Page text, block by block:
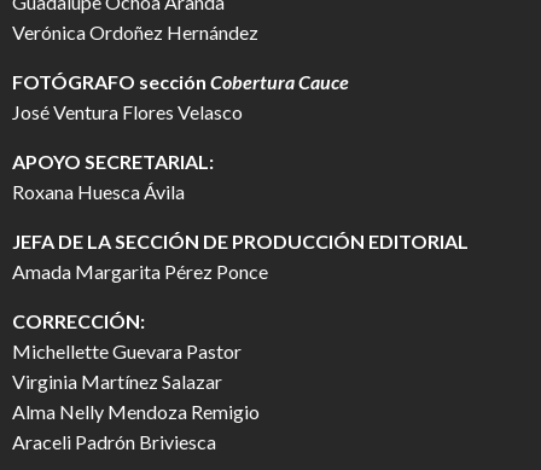
Verónica Ordoñez Hernández
FOTÓGRAFO sección Cobertura Cauce
José Ventura Flores Velasco
APOYO SECRETARIAL:
Roxana Huesca Ávila
JEFA DE LA SECCIÓN DE PRODUCCIÓN EDITORIAL
Amada Margarita Pérez Ponce
CORRECCIÓN:
Michellette Guevara Pastor
Virginia Martínez Salazar
Alma Nelly Mendoza Remigio
Araceli Padrón Briviesca